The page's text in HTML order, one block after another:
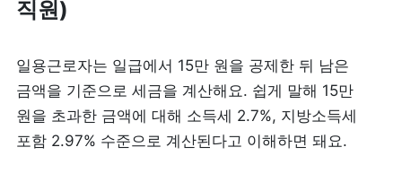
직원)
일용근로자는 일급에서 15만 원을 공제한 뒤 남은
금액을 기준으로 세금을 계산해요. 쉽게 말해 15만
원을 초과한 금액에 대해 소득세 2.7%, 지방소득세
포함 2.97% 수준으로 계산된다고 이해하면 돼요.